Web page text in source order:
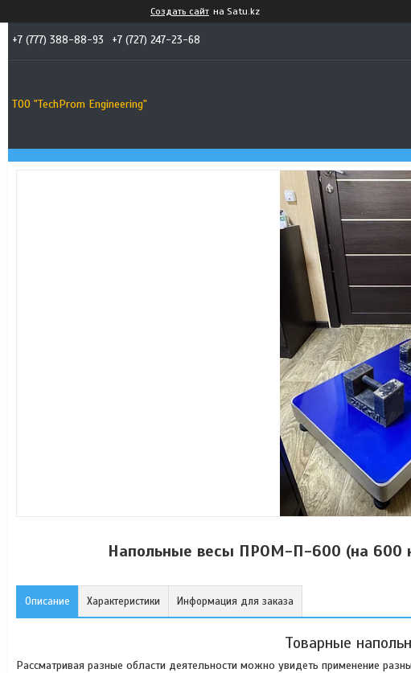
Создать сайт на Satu.kz
+7 (777) 388-88-93 +7 (727) 247-23-68
ТОО "TechProm Engineering"
Напольные весы ПРОМ-П-600 (на 600
Описание Характеристики Информация для заказа
Товарные
Рассматривая разные области деятельности можно увидеть применение